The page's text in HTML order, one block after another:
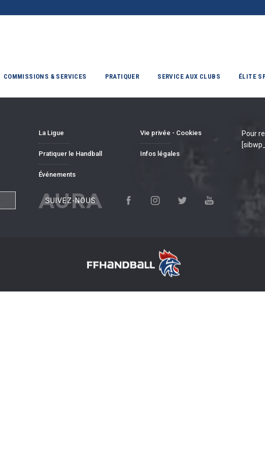
COMMISSIONS & SERVICES PRATIQUER SERVICE AUX CLUBS ÉLITE
La Ligue
Pratiquer le Handball
Événements
Vie privée - Cookies
Infos légales
AURA
SUIVEZ-NOUS
Pour